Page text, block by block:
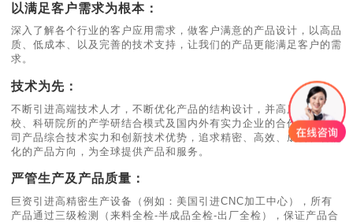
以满足客户需求为根本：
深入了解各个行业的客户应用需求，做客户满意的产品设计，以高品
质、低成本、以及完善的技术支持，让我们的产品更能满足客户的需
求。
技术为先：
不断引进高端技术人才，不断优化产品的结构设计，并高度重视与高
校、科研院所的产学研结合模式及国内外有实力企业的合作，结合公
司产品综合技术实力和创新技术优势，追求精密、高效、成套、智能
化的产品方向，为全球提供产品和服务。
严管生产及产品质量：
巨资引进高精密生产设备（例如：美国引进CNC加工中心），所有
产品通过三级检测（来料全检-半成品全检-出厂全检），保证产品合